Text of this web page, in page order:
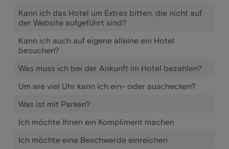
Kann ich das Hotel um Extras bitten, die nicht auf
der Website aufgeführt sind?
Kann ich auch auf eigene alleine ein Hotel
besuchen?
Was muss ich bei der Ankunft im Hotel bezahlen?
Um wie viel Uhr kann ich ein- oder auschecken?
Was ist mit Parken?
Ich möchte Ihnen ein Kompliment machen
Ich möchte eine Beschwerde einreichen